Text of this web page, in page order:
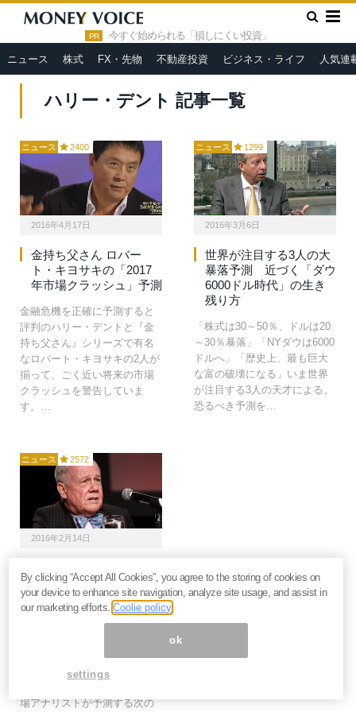
PR 今すぐ始められる「損しにくい投資」
ニュース 株式 FX・先物 不動産投資 ビジネス・ライフ 人気連
HOME » ハリー・デント
ハリー・デント 記事一覧
ニュース 2400
2016年4月17日
金持ち父さん ロバー
ト・キヨサキの「2017
年市場クラッシュ」予測
金融危機を正確に予測すると
評判のハリー・デントと『金
持ち父さん』シリーズで有名
なロバート・キヨサキの2人が
揃って、ごく近い将来の市場
クラッシュを警告していま
す。…
ニュース 1299
2016年3月6日
世界が注目する3人の大
暴落予測 近づく「ダウ
6000ドル時代」の生き
残り方
「株式は30～50％、ドルは20
～30％暴落」「NYダウは6000
ドルへ」「歴史上、最も巨大
な富の破壊になる」いま世界
が注目する3人の天才による、
恐るべき予測を…
ニュース 2572
2016年2月14日
鐘 戻り相場の限界点と
「3月10日大暴落」説＝
高島康司
り日本の株式市場は大混乱に
陥った。そこで今回は著名投
場アナリストが予測する次の
By clicking “Accept All Cookies”, you agree to the storing of cookies on
your device to enhance site navigation, analyze site usage, and assist in
our marketing efforts.Coolie policy
ok
settings